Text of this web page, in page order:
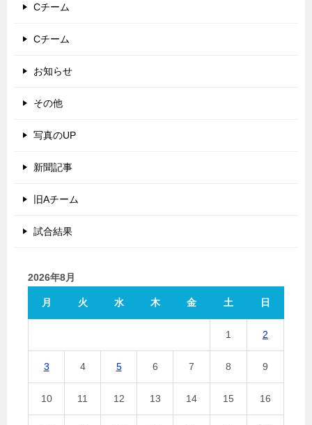
Cチーム
Cチーム
お知らせ
その他
写真のUP
新聞記事
旧Aチーム
試合結果
2026年8月
月 火 水 木 金 土 日
1 2
3 4 5 6 7 8 9
10 11 12 13 14 15 16